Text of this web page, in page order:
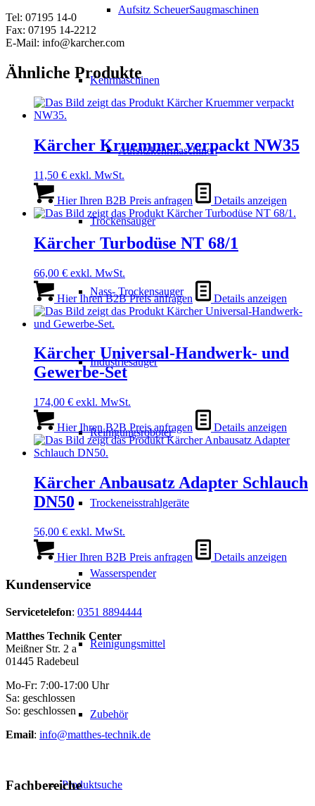
Aufsitz ScheuerSaugmaschinen
Kehrmaschinen
Aufsitzkehrmaschinen
Trockensauger
Nass- Trockensauger
Industriesauger
Reinigungsroboter
Trockeneisstrahlgeräte
Wasserspender
Reinigungsmittel
Zubehör
Produktsuche
Tel: 07195 14-0
Fax: 07195 14-2212
E-Mail: info@karcher.com
Ähnliche Produkte
Kärcher Kruemmer verpackt NW35
11,50 € exkl. MwSt.
Hier Ihren B2B Preis anfragen Details anzeigen
Kärcher Turbodüse NT 68/1
66,00 € exkl. MwSt.
Hier Ihren B2B Preis anfragen Details anzeigen
Kärcher Universal-Handwerk- und
Gewerbe-Set
174,00 € exkl. MwSt.
Hier Ihren B2B Preis anfragen Details anzeigen
Kärcher Anbausatz Adapter Schlauch
DN50
56,00 € exkl. MwSt.
Hier Ihren B2B Preis anfragen Details anzeigen
Kundenservice
Servicetelefon: 0351 8894444
Matthes Technik Center
Meißner Str. 2 a
01445 Radebeul
Mo-Fr: 7:00-17:00 Uhr
Sa: geschlossen
So: geschlossen
Email: info@matthes-technik.de
Fachbereiche